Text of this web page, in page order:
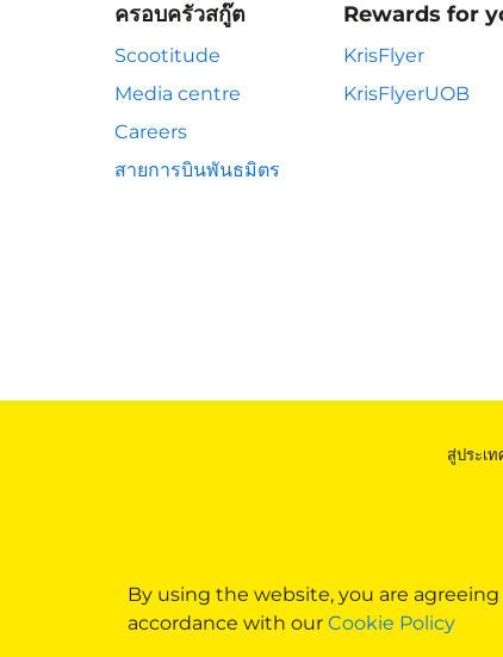
By using the website, you are
accordance with our Cookie Policy
ครอบครัวสกู๊ต
Scootitude
Media centre
Careers
สายการบินพันธมิตร
Rewards for
KrisFlyer
KrisFlyerUOB
สู่ประเท